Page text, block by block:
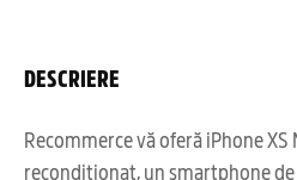
DESCRIERE
Recommerce vă oferă iPhone
recondiționat, un smartphone